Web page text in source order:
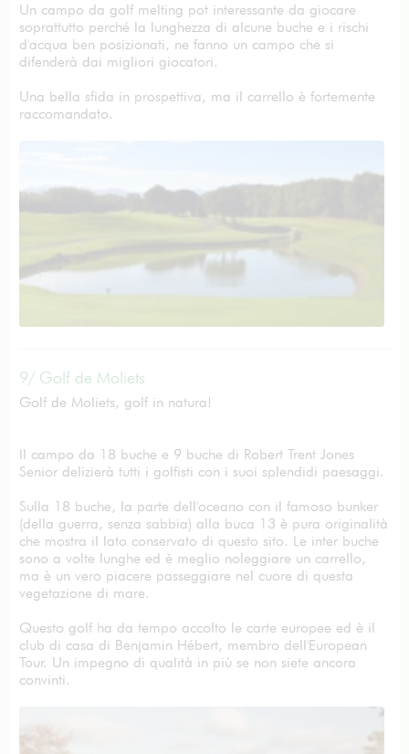
Un campo da golf melting pot interessante da giocare
soprattutto perché la lunghezza di alcune buche e i rischi
d'acqua ben posizionati, ne fanno un campo che si
difenderà dai migliori giocatori.
Una bella sfida in prospettiva, ma il carrello è fortemente
raccomandato.
9/ Golf de Moliets
Golf de Moliets, golf in natura!
Il campo da 18 buche e 9 buche di Robert Trent Jones
Senior delizierà tutti i golfisti con i suoi splendidi paesaggi.
Sulla 18 buche, la parte dell'oceano con il famoso bunker
(della guerra, senza sabbia) alla buca 13 è pura originalità
che mostra il lato conservato di questo sito. Le inter buche
sono a volte lunghe ed è meglio noleggiare un carrello,
ma è un vero piacere passeggiare nel cuore di questa
vegetazione di mare.
Questo golf ha da tempo accolto le carte europee ed è il
club di casa di Benjamin Hébert, membro dell'European
Tour. Un impegno di qualità in più se non siete ancora
convinti.